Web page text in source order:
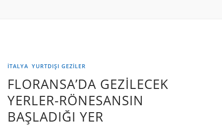
İTALYA YURTDIŞI GEZILER
FLORANSA’DA GEZİLECEK
YERLER-RÖNESANSIN
BAŞLADIĞI YER